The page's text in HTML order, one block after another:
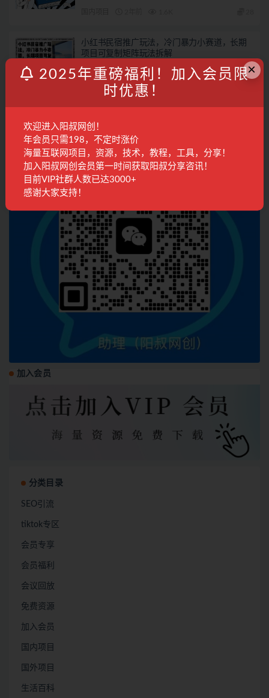
小红书民宿推广玩法，冷门暴力小赛道，长期
项目可复制矩阵玩法拆解
国内项目 2年前 607 28
加入会员
分类目录
SEO引流
tiktok专区
会员专享
会员福利
会议回放
免费资源
加入会员
国内项目
国外项目
生活百科
×
2025年重磅福利！加入会员限
时优惠！
欢迎进入阳叔网创！
年会员只需198，不定时涨价
海量互联网项目，资源，技术，教程，工具，分享！
加入阳叔网创会员第一时间获取阳叔分享咨讯！
目前VIP社群人数已达3000+
感谢大家支持！